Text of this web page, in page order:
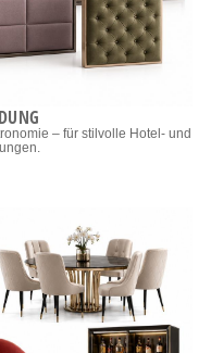
– für stilvolle Hotel- und